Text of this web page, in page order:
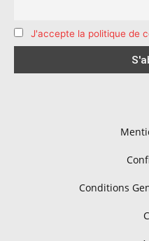
J'accepte la politique de
Conditions